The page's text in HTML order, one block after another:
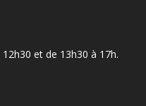
et de 13h30 à 17h.